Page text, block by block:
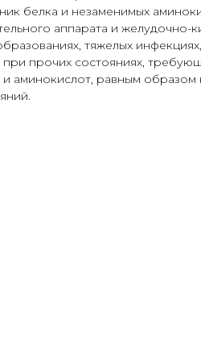
белка и незаменимых
аппарата и желудочно-
тяжелых
при прочих состояниях,
и аминокислот, равным образом